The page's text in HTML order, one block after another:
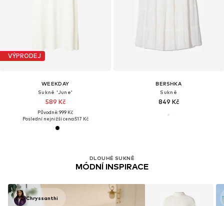
VÝPRODEJ
WEEKDAY
Sukně 'June'
589 Kč
Původně: 999 Kč
Poslední nejnižší cena:517 Kč
BERSHKA
Sukně
849 Kč
DLOUHÉ SUKNĚ
MÓDNÍ INSPIRACE
Chryssanthi